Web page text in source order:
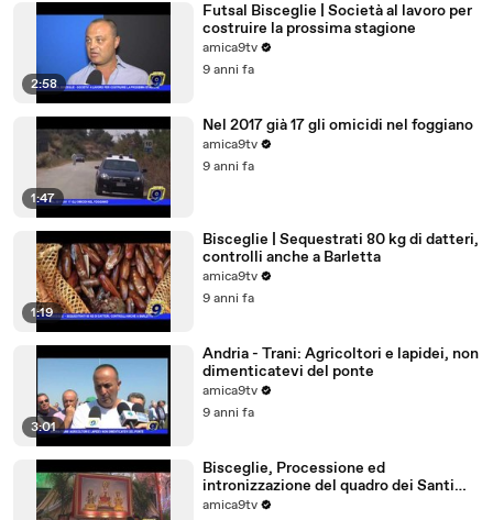
2:58
Futsal Bisceglie | Società al lavoro per
costruire la prossima stagione
amica9tv
9 anni fa
1:47
Nel 2017 già 17 gli omicidi nel foggiano
amica9tv
9 anni fa
1:19
Bisceglie | Sequestrati 80 kg di datteri,
controlli anche a Barletta
amica9tv
9 anni fa
3:01
Andria - Trani: Agricoltori e lapidei, non
dimenticatevi del ponte
amica9tv
9 anni fa
Bisceglie, Processione ed
intronizzazione del quadro dei Santi
Martiri
amica9tv